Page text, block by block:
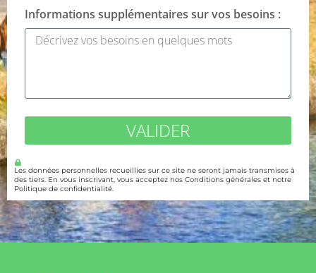
Informations supplémentaires sur vos besoins :
VALIDER
Les données personnelles recueillies sur ce site ne seront jamais transmises à
des tiers. En vous inscrivant, vous acceptez nos Conditions générales et notre
Politique de confidentialité.